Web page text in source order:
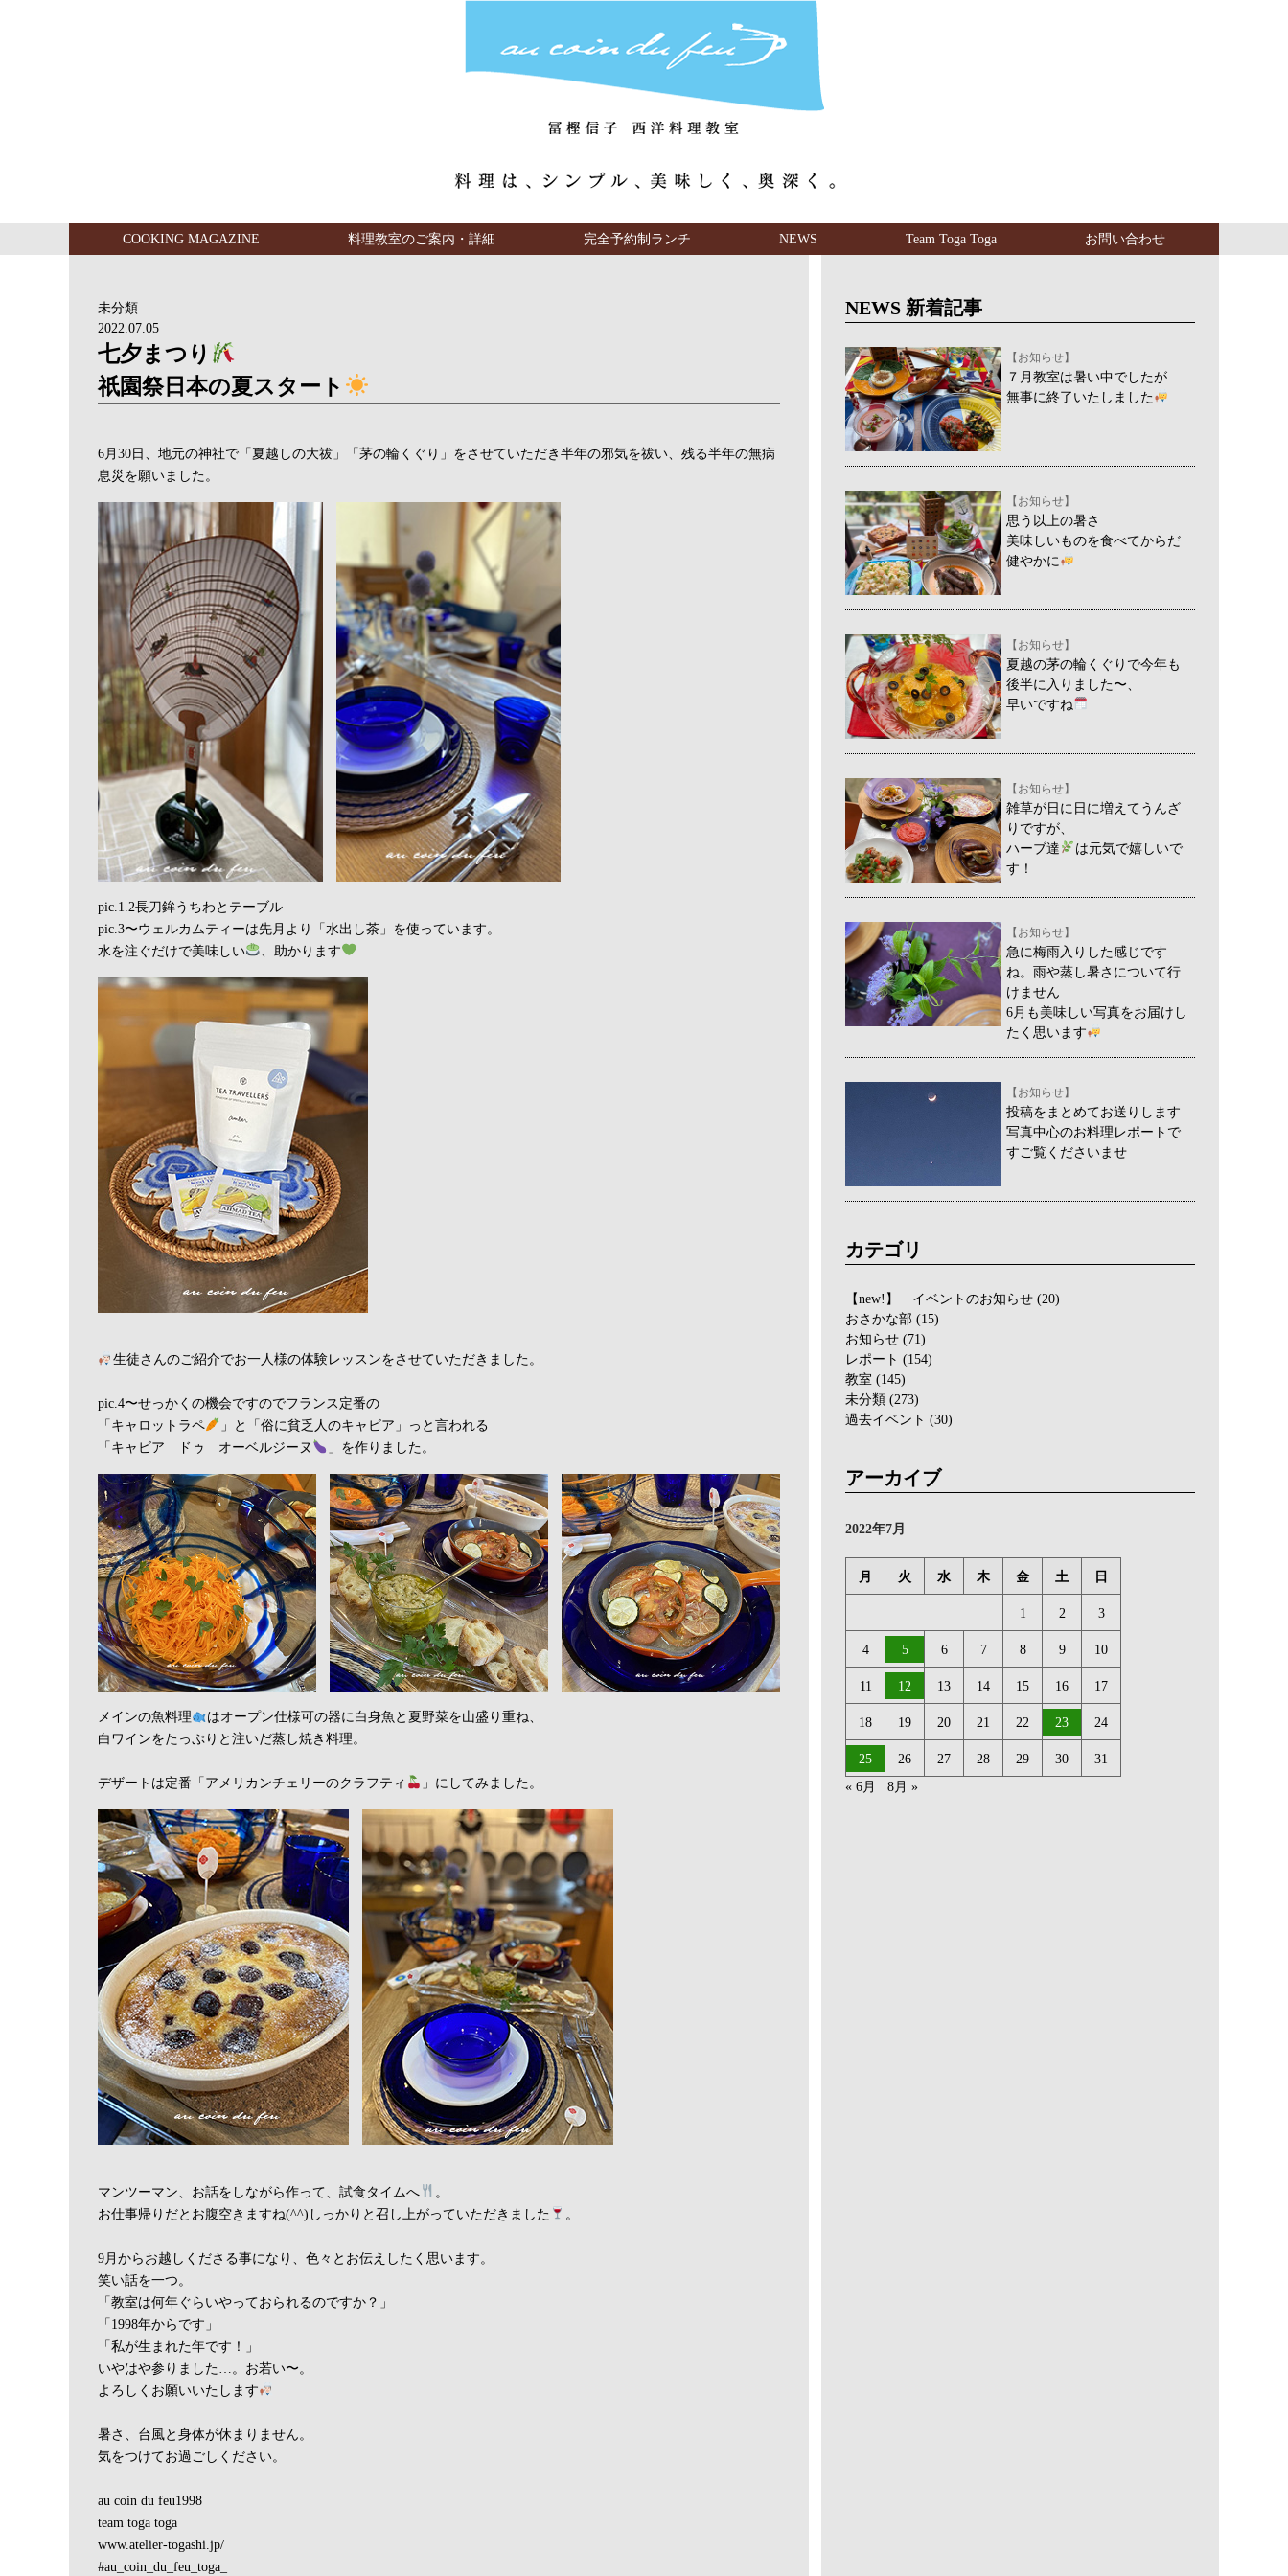
COOKING MAGAZINE 料理教室のご案内・詳細 完全予約制ランチ NEWS Team Toga Toga お問い合わせ
未分類
2022.07.05
七夕まつり
祇園祭日本の夏スタート
6月30日、地元の神社で「夏越しの大祓」「茅の輪くぐり」をさせていただき半年の邪気を祓い、残る半年の無病
息災を願いました。
pic.1.2長刀鉾うちわとテーブル
pic.3〜ウェルカムティーは先月より「水出し茶」を使っています。
水を注ぐだけで美味しい
、助かります
生徒さんのご紹介でお一人様の体験レッスンをさせていただきました。
pic.4〜せっかくの機会ですのでフランス定番の
「キャロットラペ
」と「俗に貧乏人のキャビア」っと言われる
「キャビア ドゥ オーベルジーヌ
」を作りました。
メインの魚料理
はオープン仕様可の器に白身魚と夏野菜を山盛り重ね、
白ワインをたっぷりと注いだ蒸し焼き料理。
デザートは定番「アメリカンチェリーのクラフティ 」にしてみました。
マンツーマン、お話をしながら作って、試食タイムへ
。
お仕事帰りだとお腹空きますね(^^)しっかりと召し上がっていただきました
。
9月からお越しくださる事になり、色々とお伝えしたく思います。
笑い話を一つ。
「教室は何年ぐらいやっておられるのですか？」
「1998年からです」
「私が生まれた年です！」
いやはや参りました…。お若い〜。
よろしくお願いいたします
暑さ、台風と身体が休まりません。
気をつけてお過ごしください。
au coin du feu1998
team toga toga
www.atelier-togashi.jp/
#au_coin_du_feu_toga_
NEWS 新着記事
【お知らせ】
７月教室は暑い中でしたが
無事に終了いたしました
【お知らせ】
思う以上の暑さ
美味しいものを食べてからだ
健やかに
【お知らせ】
夏越の茅の輪くぐりで今年も
後半に入りました〜、
早いですね
【お知らせ】
雑草が日に日に増えてうんざ
りですが、
ハーブ達
は元気で嬉しいで
す！
【お知らせ】
急に梅雨入りした感じです
ね。雨や蒸し暑さについて行
けません
6月も美味しい写真をお届けし
たく思います
【お知らせ】
投稿をまとめてお送りします
写真中心のお料理レポートで
すご覧くださいませ
カテゴリ
【new!】 イベントのお知らせ (20)
おさかな部 (15)
お知らせ (71)
レポート (154)
教室 (145)
未分類 (273)
過去イベント (30)
アーカイブ
2022年7月
月 火 水 木 金 土 日
1 2 3
4 5 6 7 8 9 10
11 12 13 14 15 16 17
18 19 20 21 22 23 24
25 26 27 28 29 30
31
« 6月
8月 »